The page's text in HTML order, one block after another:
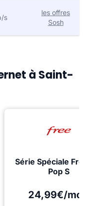
s
les offres
Sosh
à Saint-
Série Spéciale
Pop S
24,99€/